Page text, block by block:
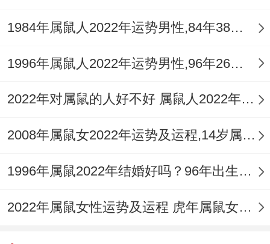
1984年属鼠人2022年运势男性,84年38岁属鼠男2022年每月运程怎么样
1996年属鼠人2022年运势男性,96年26岁属鼠男2022年每月运程怎么样
2022年对属鼠的人好不好 属鼠人2022年运势如何
2008年属鼠女2022年运势及运程,14岁属鼠人2022全年每月运势女性如何
1996年属鼠2022年结婚好吗？96年出生的26岁属鼠的人可以结婚吗？
2022年属鼠女性运势及运程 虎年属鼠女带什么转运